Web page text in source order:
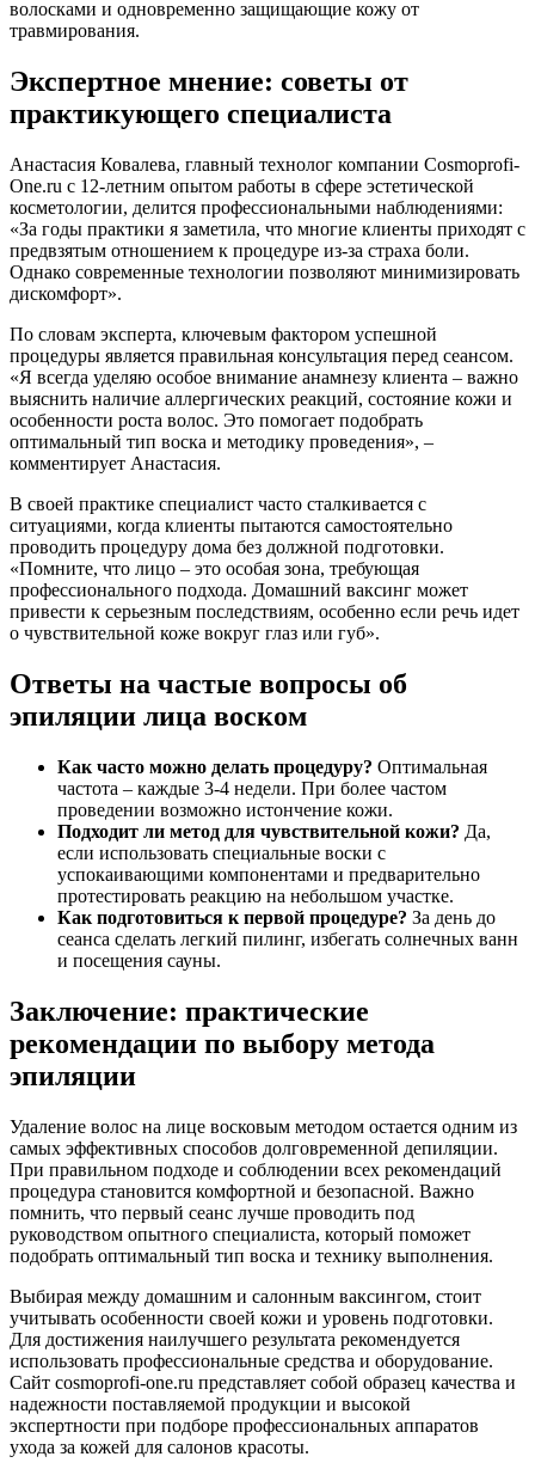
волосками и одновременно защищающие кожу от
травмирования.
Экспертное мнение: советы от
практикующего специалиста
Анастасия Ковалева, главный технолог компании Cosmoprofi-
One.ru с 12-летним опытом работы в сфере эстетической
косметологии, делится профессиональными наблюдениями:
«За годы практики я заметила, что многие клиенты приходят с
предвзятым отношением к процедуре из-за страха боли.
Однако современные технологии позволяют минимизировать
дискомфорт».
По словам эксперта, ключевым фактором успешной
процедуры является правильная консультация перед сеансом.
«Я всегда уделяю особое внимание анамнезу клиента – важно
выяснить наличие аллергических реакций, состояние кожи и
особенности роста волос. Это помогает подобрать
оптимальный тип воска и методику проведения», –
комментирует Анастасия.
В своей практике специалист часто сталкивается с
ситуациями, когда клиенты пытаются самостоятельно
проводить процедуру дома без должной подготовки.
«Помните, что лицо – это особая зона, требующая
профессионального подхода. Домашний ваксинг может
привести к серьезным последствиям, особенно если речь идет
о чувствительной коже вокруг глаз или губ».
Ответы на частые вопросы об
эпиляции лица воском
Как часто можно делать процедуру? Оптимальная
частота – каждые 3-4 недели. При более частом
проведении возможно истончение кожи.
Подходит ли метод для чувствительной кожи? Да,
если использовать специальные воски с
успокаивающими компонентами и предварительно
протестировать реакцию на небольшом участке.
Как подготовиться к первой процедуре? За день до
сеанса сделать легкий пилинг, избегать солнечных ванн
и посещения сауны.
Заключение: практические
рекомендации по выбору метода
эпиляции
Удаление волос на лице восковым методом остается одним из
самых эффективных способов долговременной депиляции.
При правильном подходе и соблюдении всех рекомендаций
процедура становится комфортной и безопасной. Важно
помнить, что первый сеанс лучше проводить под
руководством опытного специалиста, который поможет
подобрать оптимальный тип воска и технику выполнения.
Выбирая между домашним и салонным ваксингом, стоит
учитывать особенности своей кожи и уровень подготовки.
Для достижения наилучшего результата рекомендуется
использовать профессиональные средства и оборудование.
Сайт cosmoprofi-one.ru представляет собой образец качества и
надежности поставляемой продукции и высокой
экспертности при подборе профессиональных аппаратов
ухода за кожей для салонов красоты.